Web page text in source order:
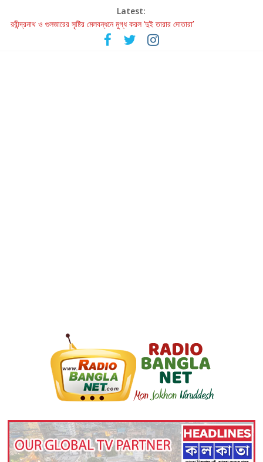
Latest:
রবীন্দ্রনাথ ও গুলজারের সৃষ্টির মেলবন্ধনে মুগ্ধ করল ‘দুই তারার দোতারা’
কলের গান থেকে রীলস্ — বাঙালির গান শোনার বিবর্তনের গল্প
জগন্নাথমঙ্গলম্ — বাংলায় প্রথমবার মঞ্চে এবার রথযাত্রার উদযাপন